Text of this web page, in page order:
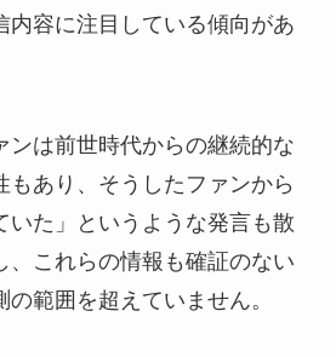
内容に注目している傾向があ
ンは前世時代からの継続的な
もあり、そうしたファンから
いた」というような発言も散
、これらの情報も確証のない
範囲を超えていません。